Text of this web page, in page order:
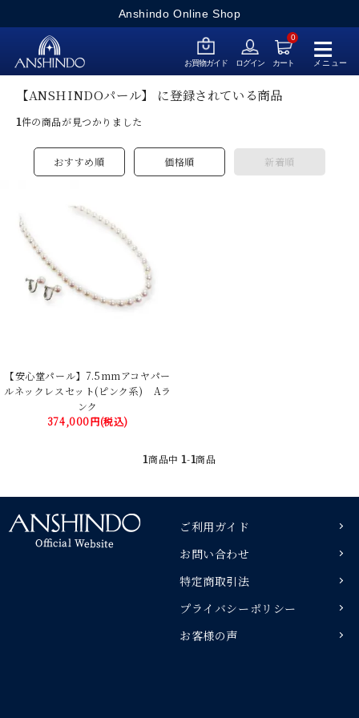
Anshindo Online Shop
≡
メニュー
お買物ガイド ログイン
0
カート
【ANSHINDOパール】 に登録されている商品
1件の商品が見つかりました
おすすめ順 価格順 新着順
【安心堂パール】7.5mmアコヤパー
ルネックレスセット(ピンク系) Aラ
ンク
374,000円(税込)
1商品中 1-1商品
ご利用ガイド
お問い合わせ
特定商取引法
プライバシーポリシー
お客様の声